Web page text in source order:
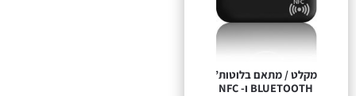
מקלט / מתאם בלוטות’
BLUETOOTH ו- NFC